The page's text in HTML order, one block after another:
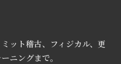
ット稽古、フィジカル、更
ニングまで。